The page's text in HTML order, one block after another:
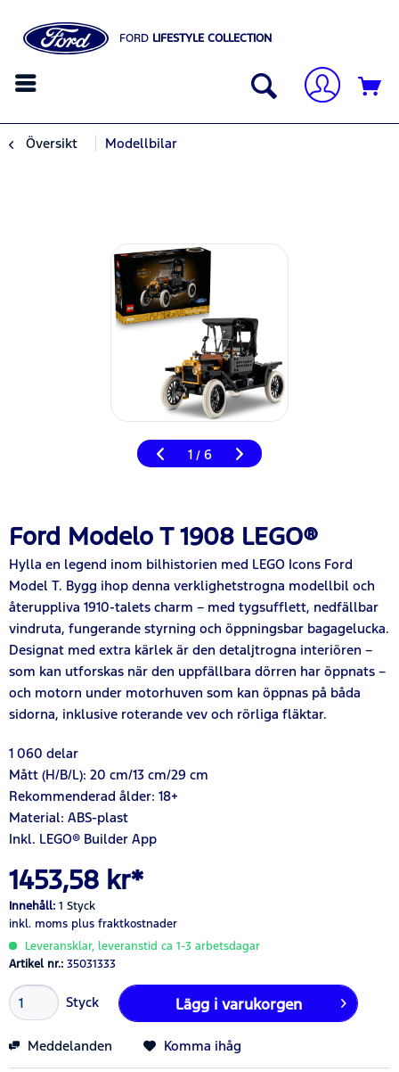
FORD LIFESTYLE COLLECTION
Översikt Modellbilar
1 / 6
Ford Modelo T 1908 LEGO®
Hylla en legend inom bilhistorien med LEGO Icons Ford
Model T. Bygg ihop denna verklighetstrogna modellbil och
återuppliva 1910-talets charm – med tygsufflett, nedfällbar
vindruta, fungerande styrning och öppningsbar bagagelucka.
Designat med extra kärlek är den detaljtrogna interiören –
som kan utforskas när den uppfällbara dörren har öppnats –
och motorn under motorhuven som kan öppnas på båda
sidorna, inklusive roterande vev och rörliga fläktar.
1 060 delar
Mått (H/B/L): 20 cm/13 cm/29 cm
Rekommenderad ålder: 18+
Material: ABS-plast
Inkl. LEGO® Builder App
1453,58 kr*
Innehåll: 1 Styck
inkl. moms plus fraktkostnader
Leveransklar, leveranstid ca 1-3 arbetsdagar
Artikel nr.: 35031333
Styck Lägg i varukorgen
Meddelanden Komma ihåg